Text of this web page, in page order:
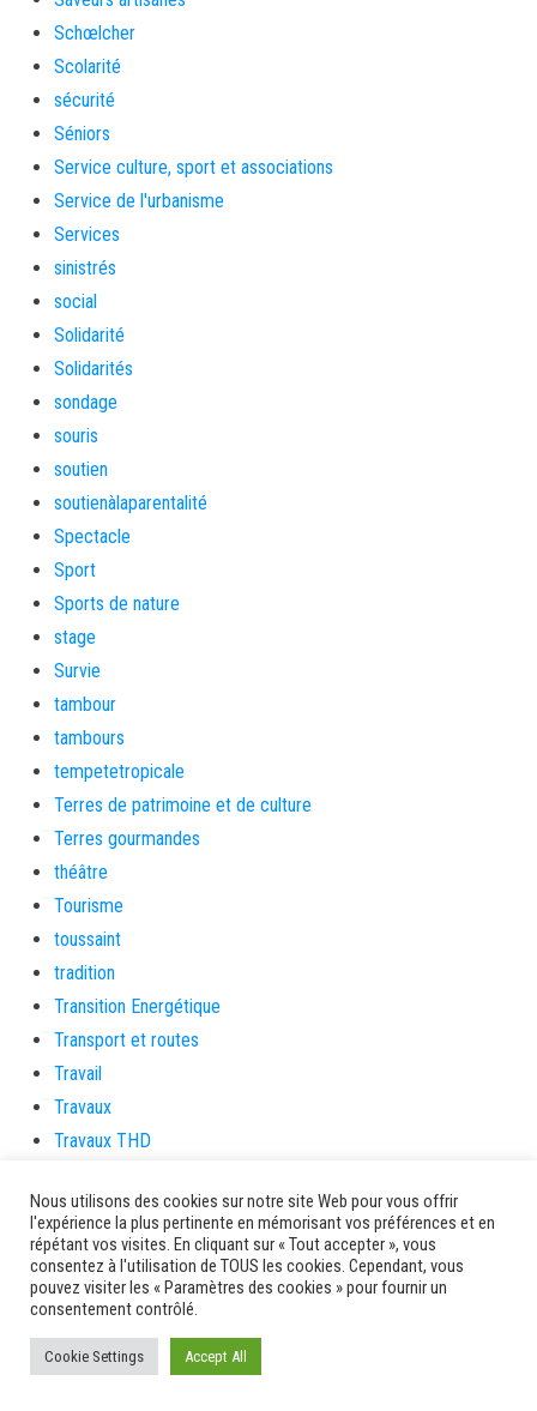
Schœlcher
Scolarité
sécurité
Séniors
Service culture, sport et associations
Service de l'urbanisme
Services
sinistrés
social
Solidarité
Solidarités
sondage
souris
soutien
soutienàlaparentalité
Spectacle
Sport
Sports de nature
stage
Survie
tambour
tambours
tempetetropicale
Terres de patrimoine et de culture
Terres gourmandes
théâtre
Tourisme
toussaint
tradition
Transition Energétique
Transport et routes
Travail
Travaux
Travaux THD
TSUNAMI
TZCLD
uncategorized
Venir en Martinique
Video
vidététladjéko
Nous utilisons des cookies sur notre site Web pour vous offrir
l'expérience la plus pertinente en mémorisant vos préférences et en
répétant vos visites. En cliquant sur « Tout accepter », vous
consentez à l'utilisation de TOUS les cookies. Cependant, vous
pouvez visiter les « Paramètres des cookies » pour fournir un
consentement contrôlé.
Cookie Settings Accept All